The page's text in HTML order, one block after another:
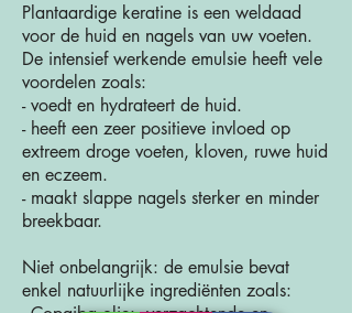
Plantaardige keratine is een weldaad
voor de huid en nagels van uw voeten.
De intensief werkende emulsie heeft vele
voordelen zoals:
- voedt en hydrateert de huid.
- heeft een zeer positieve invloed op
extreem droge voeten, kloven, ruwe huid
en eczeem.
- maakt slappe nagels sterker en minder
breekbaar.
Niet onbelangrijk: de emulsie bevat
enkel natuurlijke ingrediënten zoals: